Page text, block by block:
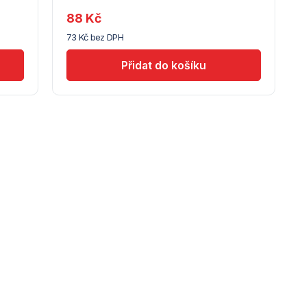
dodavatele
(7) -
Hendi
73 Kč bez DPH
88 Kč